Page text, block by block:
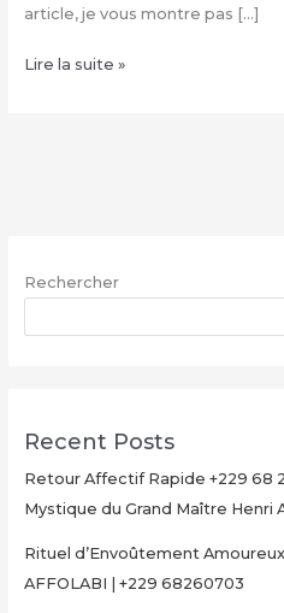
article, je vous montre pas […]
Condition
07
Valise
Lire la suite »
Rechercher
Recent Posts
Retour Affectif Rapide +229 68
Mystique du Grand Maître Henri
Rituel d’Envoûtement
AFFOLABI | +229 68260703